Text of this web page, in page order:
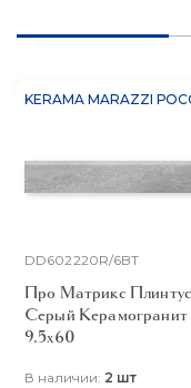
KERAMA MARAZZI
DD602220R/6BT
Про Матрикс Плинтус
Серый Керамогранит
9.5x60
В наличии: 2 шт